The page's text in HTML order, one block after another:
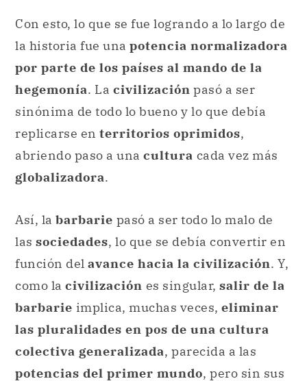
Con esto, lo que se fue logrando a lo largo de
la historia fue una potencia normalizadora
por parte de los países al mando de la
hegemonía. La civilización pasó a ser
sinónima de todo lo bueno y lo que debía
replicarse en territorios oprimidos,
abriendo paso a una cultura cada vez más
globalizadora.
Así, la barbarie pasó a ser todo lo malo de
las sociedades, lo que se debía convertir en
función del avance hacia la civilización. Y,
como la civilización es singular, salir de la
barbarie implica, muchas veces, eliminar
las pluralidades en pos de una cultura
colectiva generalizada, parecida a las
potencias del primer mundo, pero sin sus